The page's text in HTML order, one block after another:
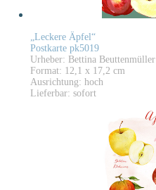
„Leckere Äpfel“
Postkarte pk5019
Urheber: Bettina Beuttenmüller
Format: 12,1 x 17,2 cm
Ausrichtung: hoch
Lieferbar: sofort